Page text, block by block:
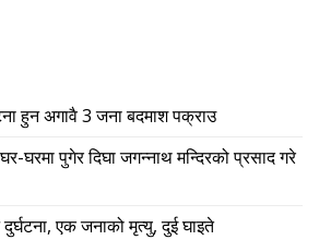
हुन अगावै 3 जना बदमाश पक्राउ
घरमा पुगेर दिघा जगन्नाथ मन्दिरको प्रसाद गरे
दुर्घटना, एक जनाको मृत्यु, दुई घाइते